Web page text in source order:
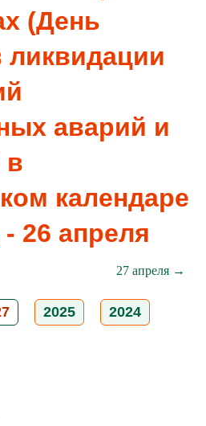
(День
ликвидации
аварий и
в
календаре
- 26 апреля
27 апреля →
2025 2024